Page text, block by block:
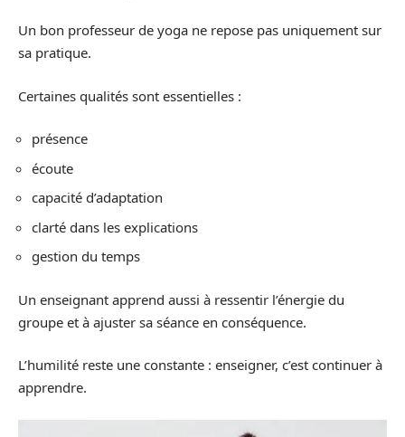
Un bon professeur de yoga ne repose pas uniquement sur
sa pratique.
Certaines qualités sont essentielles :
présence
écoute
capacité d’adaptation
clarté dans les explications
gestion du temps
Un enseignant apprend aussi à ressentir l’énergie du
groupe et à ajuster sa séance en conséquence.
L’humilité reste une constante : enseigner, c’est continuer à
apprendre.